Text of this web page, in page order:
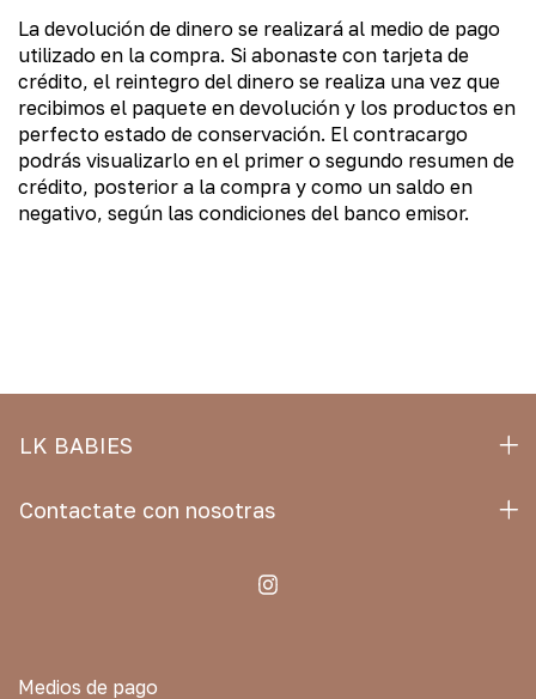
La devolución de dinero se realizará al medio de pago
utilizado en la compra. Si abonaste con tarjeta de
crédito, el reintegro del dinero se realiza una vez que
recibimos el paquete en devolución y los productos en
perfecto estado de conservación. El contracargo
podrás visualizarlo en el primer o segundo resumen de
crédito, posterior a la compra y como un saldo en
negativo, según las condiciones del banco emisor.
LK BABIES
Contactate con nosotras
Medios de pago